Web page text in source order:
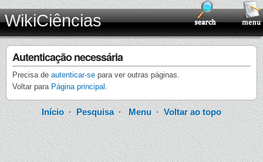
WikiCiências
Autenticação necessária
Precisa de autenticar-se para ver outras páginas.
Voltar para Página principal .
Início · Pesquisa·Menu ·Voltar ao topo